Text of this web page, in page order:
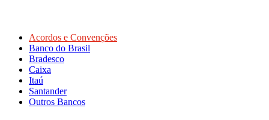
Acordos e Convenções
Banco do Brasil
Bradesco
Caixa
Itaú
Santander
Outros Bancos